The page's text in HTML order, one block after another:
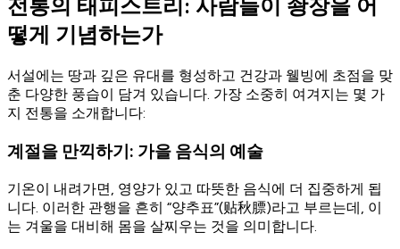
전통의 태피스트리: 사람들이 솽장을 어
떻게 기념하는가
서설에는 땅과 깊은 유대를 형성하고 건강과 웰빙에 초점을 맞
춘 다양한 풍습이 담겨 있습니다. 가장 소중히 여겨지는 몇 가
지 전통을 소개합니다:
계절을 만끽하기: 가을 음식의 예술
기온이 내려가면, 영양가 있고 따뜻한 음식에 더 집중하게 됩
니다. 이러한 관행을 흔히 “양추표”(贴秋膘)라고 부르는데, 이
는 겨울을 대비해 몸을 살찌우는 것을 의미합니다.